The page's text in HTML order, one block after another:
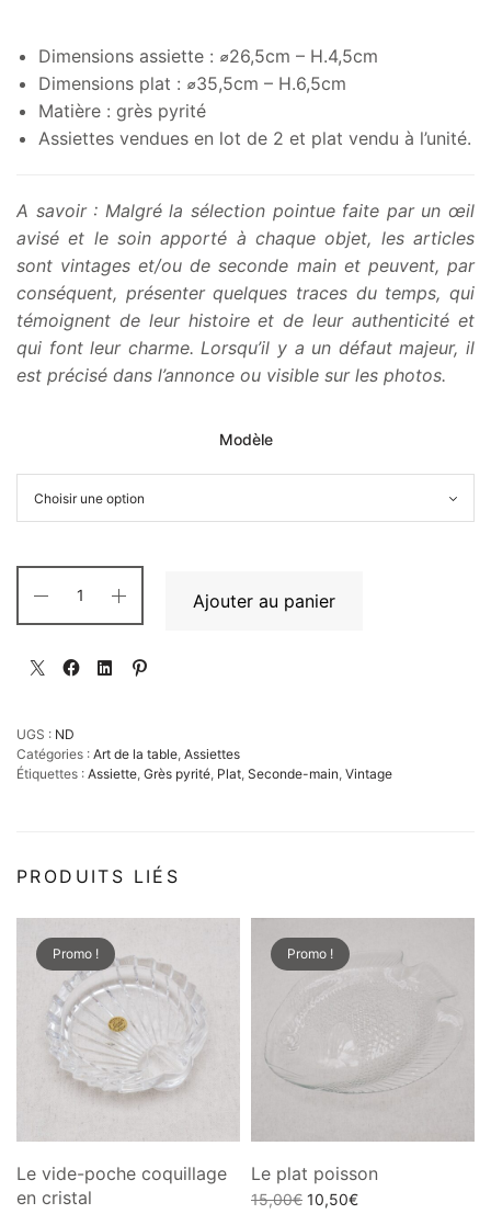
Dimensions assiette : ⌀26,5cm – H.4,5cm
Dimensions plat : ⌀35,5cm – H.6,5cm
Matière : grès pyrité
Assiettes vendues en lot de 2 et plat vendu à l’unité.
A savoir : Malgré la sélection pointue faite par un œil
avisé et le soin apporté à chaque objet, les articles
sont vintages et/ou de seconde main et peuvent, par
conséquent, présenter quelques traces du temps, qui
témoignent de leur histoire et de leur authenticité et
qui font leur charme. Lorsqu’il y a un défaut majeur, il
est précisé dans l’annonce ou visible sur les photos.
Modèle
Ajouter au panier
UGS : ND
Catégories : Art de la table, Assiettes
Étiquettes : Assiette, Grès pyrité, Plat, Seconde-main, Vintage
PRODUITS LIÉS
Promo !
Le vide-poche coquillage
en cristal
Promo !
Le plat poisson
15,00€ Le prix
10,50€Le prix